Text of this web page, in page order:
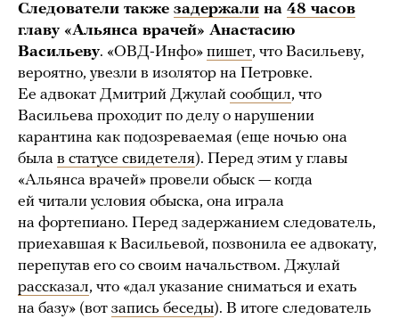
Следователи также задержали на 48 часов
главу «Альянса врачей» Анастасию
Васильеву. «ОВД-Инфо» пишет, что Васильеву,
вероятно, увезли в изолятор на Петровке.
Ее адвокат Дмитрий Джулай сообщил, что
Васильева проходит по делу о нарушении
карантина как подозреваемая (еще ночью она
была в статусе свидетеля). Перед этим у главы
«Альянса врачей» провели обыск — когда
ей читали условия обыска, она играла
на фортепиано. Перед задержанием следователь,
приехавшая к Васильевой, позвонила ее адвокату,
перепутав его со своим начальством. Джулай
рассказал, что «дал указание сниматься и ехать
на базу» (вот запись беседы). В итоге следователь